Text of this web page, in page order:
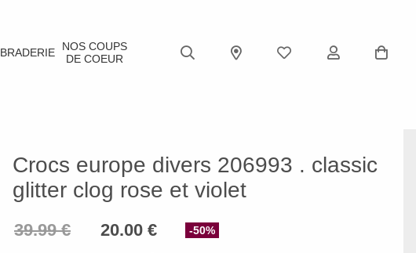
BRADERIE
NOS COUPS
DE COEUR
Crocs europe divers 206993 . classic
glitter clog rose et violet
-50%